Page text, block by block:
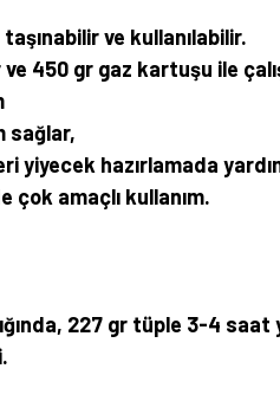
ve kullanılabilir.
450 gr gaz kartuşu ile
sağlar,
hazırlamada
amaçlı kullanım.
227 gr tüple 3-4